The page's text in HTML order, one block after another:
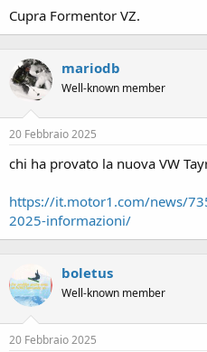
Cupra Formentor VZ.
mariodb
Well-known member
20 Febbraio 2025
chi ha provato la nuova VW
https://it.motor1.com/news/
2025-informazioni/
boletus
Well-known member
20 Febbraio 2025